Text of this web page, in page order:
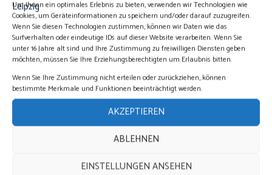
Um Ihnen ein optimales Erlebnis zu bieten, verwenden wir Technologien wie
Cookies, um Geräteinformationen zu speichern und/oder darauf zuzugreifen.
Wenn Sie diesen Technologien zustimmen, können wir Daten wie das
Surfverhalten oder eindeutige IDs auf dieser Website verarbeiten. Wenn Sie
unter 16 Jahre alt sind und Ihre Zustimmung zu freiwilligen Diensten geben
möchten, müssen Sie Ihre Erziehungsberechtigten um Erlaubnis bitten.
Wenn Sie Ihre Zustimmung nicht erteilen oder zurückziehen, können
bestimmte Merkmale und Funktionen beeinträchtigt werden.
AKZEPTIEREN
ABLEHNEN
EINSTELLUNGEN ANSEHEN
Warum sollten Sie sich für uns
entscheiden?
Erfahrung im Hochschul- &
Technikbereich